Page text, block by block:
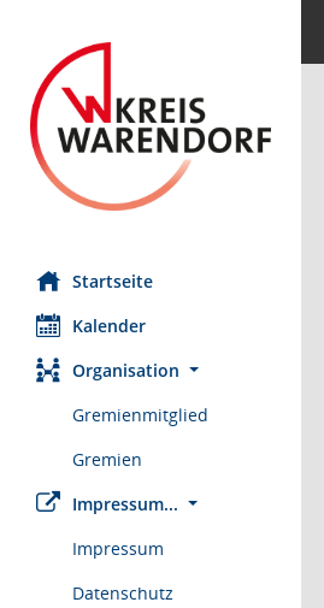
Startseite
Kalender
Organisation
Gremienmitglied
Gremien
Impressum...
Impressum
Datenschutz